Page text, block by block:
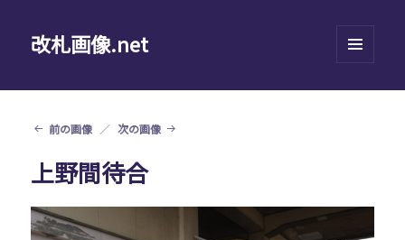
改札画像.net
ーとウ
前の画像 次の画像
上野間待合